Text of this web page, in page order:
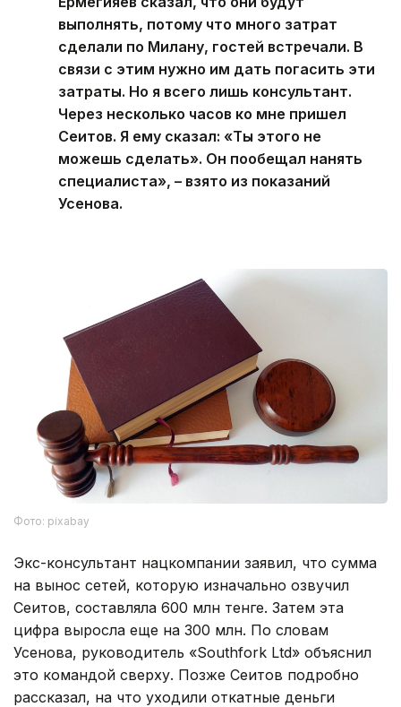
выполнять, потому что много затрат
сделали по Милану, гостей встречали. В
связи с этим нужно им дать погасить эти
затраты. Но я всего лишь консультант.
Через несколько часов ко мне пришел
Сеитов. Я ему сказал: «Ты этого не
можешь сделать». Он пообещал нанять
специалиста», – взято из показаний
Усенова.
Фото: pixabay
Экс-консультант нацкомпании заявил, что сумма
на вынос сетей, которую изначально озвучил
Сеитов, составляла 600 млн тенге. Затем эта
цифра выросла еще на 300 млн. По словам
Усенова, руководитель «Southfork Ltd» объяснил
это командой сверху. Позже Сеитов подробно
рассказал, на что уходили откатные деньги